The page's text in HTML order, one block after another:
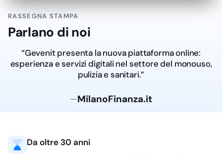
Materiali: carta,
cartapaglia e
airlaid non
lavorano allo
stesso modo
La carta inpura
è indicata per
pulita, uniforme e adatta
a servizi quotidiani con
ordinata e si abbina
RASSEGNA STAMPA
Parlano di noi
“Gevenit presenta la nuova piattaforma online:
esperienza e servizi digitali nel settore del monouso,
pulizia e sanitari.”
—MilanoFinanza.it
Da oltre 30 anni